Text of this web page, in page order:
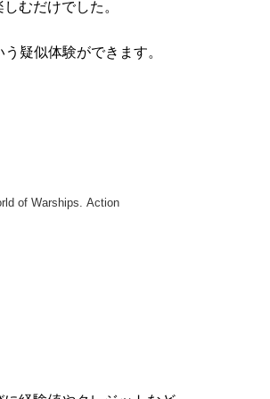
むだけでした。
疑似体験ができます。
of Warships. Action